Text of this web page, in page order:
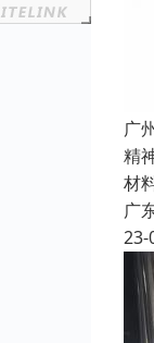
广
精
材
广
23-